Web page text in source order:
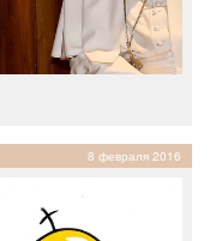
8 февраля 2016